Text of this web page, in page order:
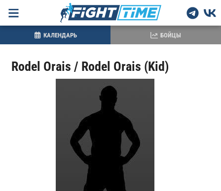
Rodel Orais / Rodel Orais (Kid)
КАЛЕНДАРЬ БОЙЦЫ